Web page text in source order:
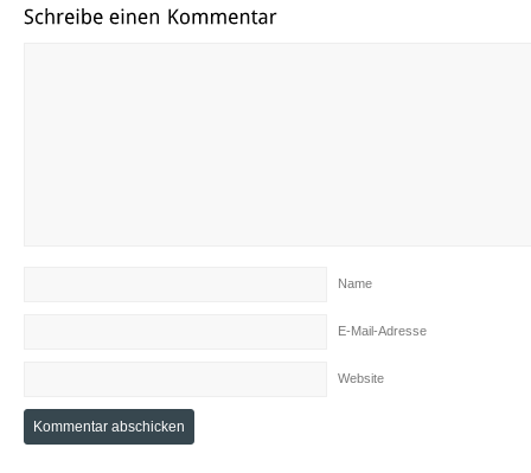
Name
E-Mail-Adresse
Website